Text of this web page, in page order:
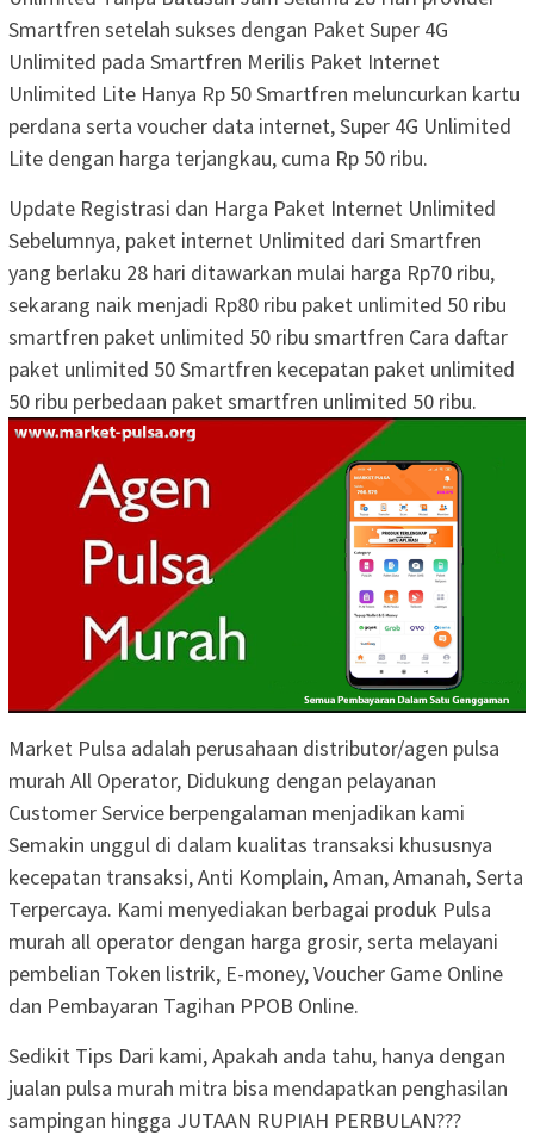
Smartfren setelah sukses dengan Paket Super 4G
Unlimited pada Smartfren Merilis Paket Internet
Unlimited Lite Hanya Rp 50 Smartfren meluncurkan kartu
perdana serta voucher data internet, Super 4G Unlimited
Lite dengan harga terjangkau, cuma Rp 50 ribu.
Update Registrasi dan Harga Paket Internet Unlimited
Sebelumnya, paket internet Unlimited dari Smartfren
yang berlaku 28 hari ditawarkan mulai harga Rp70 ribu,
sekarang naik menjadi Rp80 ribu paket unlimited 50 ribu
smartfren paket unlimited 50 ribu smartfren Cara daftar
paket unlimited 50 Smartfren kecepatan paket unlimited
50 ribu perbedaan paket smartfren unlimited 50 ribu.
Market Pulsa adalah perusahaan distributor/agen pulsa
murah All Operator, Didukung dengan pelayanan
Customer Service berpengalaman menjadikan kami
Semakin unggul di dalam kualitas transaksi khususnya
kecepatan transaksi, Anti Komplain, Aman, Amanah, Serta
Terpercaya. Kami menyediakan berbagai produk Pulsa
murah all operator dengan harga grosir, serta melayani
pembelian Token listrik, E-money, Voucher Game Online
dan Pembayaran Tagihan PPOB Online.
Sedikit Tips Dari kami, Apakah anda tahu, hanya dengan
jualan pulsa murah mitra bisa mendapatkan penghasilan
sampingan hingga JUTAAN RUPIAH PERBULAN???